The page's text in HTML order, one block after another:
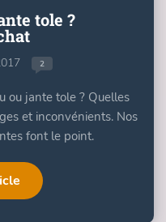
tole ?
2
ou jante tole ? Quelles
et inconvénients. Nos
font le point.